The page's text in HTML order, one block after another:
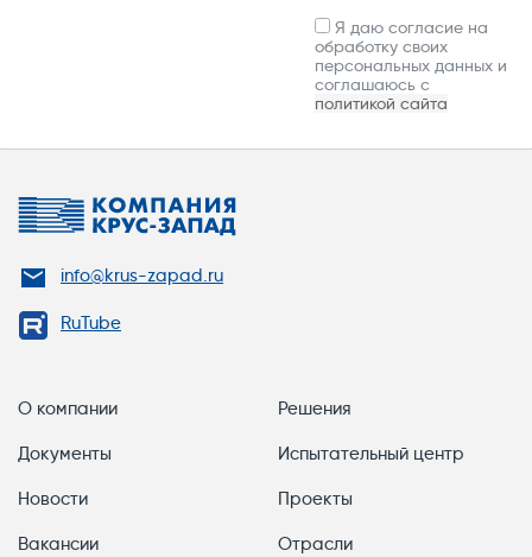
Я даю согласие на
обработку своих
персональных данных и
соглашаюсь с
политикой сайта
info@krus-zapad.ru
RuTube
О компании
Документы
Новости
Вакансии
Решения
Испытательный центр
Проекты
Отрасли